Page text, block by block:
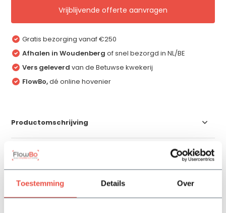
Toestemming Details Over
Vrijblijvende offerte aanvragen
Gratis bezorging vanaf €250
Afhalen in Woudenberg of snel bezorgd in NL/BE
Vers geleverd van de Betuwse kwekerij
FlowBo,dé online hovenier
Productomschrijving
Specificaties
Reviews